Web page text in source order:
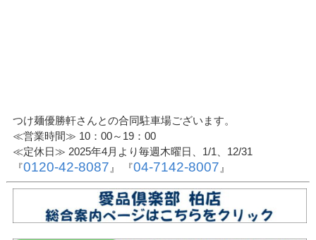
つけ麺優勝軒さんとの合同駐車場ございます。
≪営業時間≫ 10：00～19：00
≪定休日≫ 2025年4月より毎週木曜日、1/1、12/31
『0120-42-8087 』 『04-7142-8007 』